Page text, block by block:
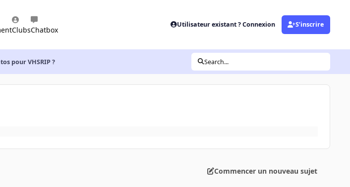
ClubsChatbox
Utilisateur existant ? Connexion S’inscrire
pour VHSRIP ? Search...
Commencer un nouveau sujet